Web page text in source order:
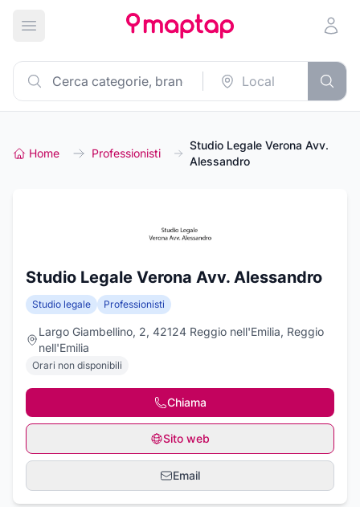
Apri menu principale
Home Professionisti
Studio Legale Verona Avv.
Alessandro
Studio Legale Verona Avv. Alessandro
Studio legale Professionisti
Largo Giambellino, 2, 42124 Reggio nell'Emilia, Reggio
nell'Emilia
Orari non disponibili
Chiama
Sito web
Email